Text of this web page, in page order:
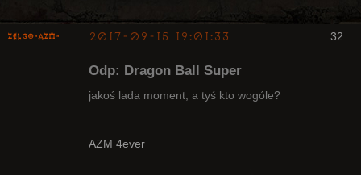
32
ZelgO-AZM- 2017-09-15 19:01:33
Odp: Dragon Ball Super
jakoś lada moment, a tyś kto wogóle?
AZM 4ever